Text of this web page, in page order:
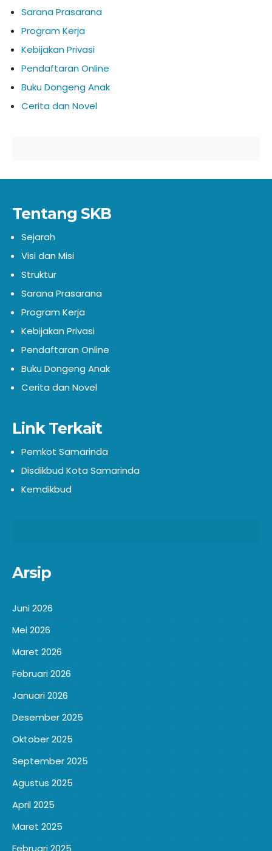
Sarana Prasarana
Program Kerja
Kebijakan Privasi
Pendaftaran Online
Buku Dongeng Anak
Cerita dan Novel
Tentang SKB
Sejarah
Visi dan Misi
Struktur
Sarana Prasarana
Program Kerja
Kebijakan Privasi
Pendaftaran Online
Buku Dongeng Anak
Cerita dan Novel
Link Terkait
Pemkot Samarinda
Disdikbud Kota Samarinda
Kemdikbud
Arsip
Juni 2026
Mei 2026
Maret 2026
Februari 2026
Januari 2026
Desember 2025
Oktober 2025
September 2025
Agustus 2025
April 2025
Maret 2025
Februari 2025